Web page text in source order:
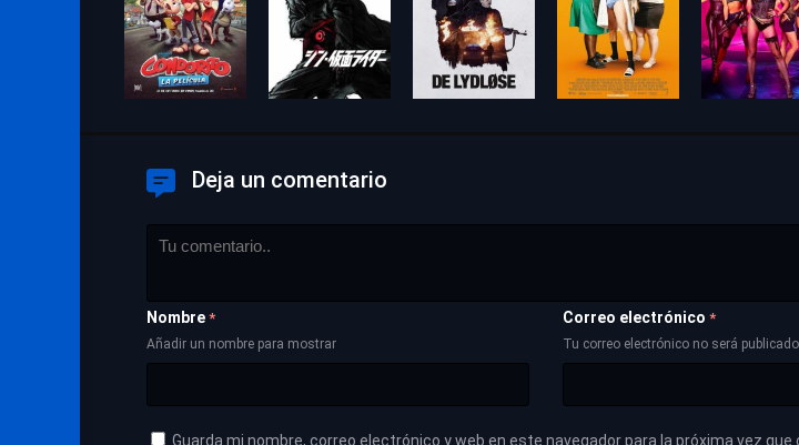
Deja un comentario
Nombre *
Añadir un nombre para mostrar
Correo electrónico *
Tu correo electrónico no será publicado
Guarda mi nombre, correo electrónico y web en este navegador para la próxima vez que